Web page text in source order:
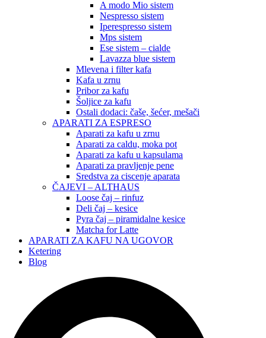
A modo Mio sistem
Nespresso sistem
Iperespresso sistem
Mps sistem
Ese sistem – cialde
Lavazza blue sistem
Mlevena i filter kafa
Kafa u zrnu
Pribor za kafu
Šoljice za kafu
Ostali dodaci: čaše, šećer, mešači
APARATI ZA ESPRESO
Aparati za kafu u zrnu
Aparati za caldu, moka pot
Aparati za kafu u kapsulama
Aparati za pravljenje pene
Sredstva za ciscenje aparata
ČAJEVI – ALTHAUS
Loose čaj – rinfuz
Deli čaj – kesice
Pyra čaj – piramidalne kesice
Matcha for Latte
APARATI ZA KAFU NA UGOVOR
Ketering
Blog